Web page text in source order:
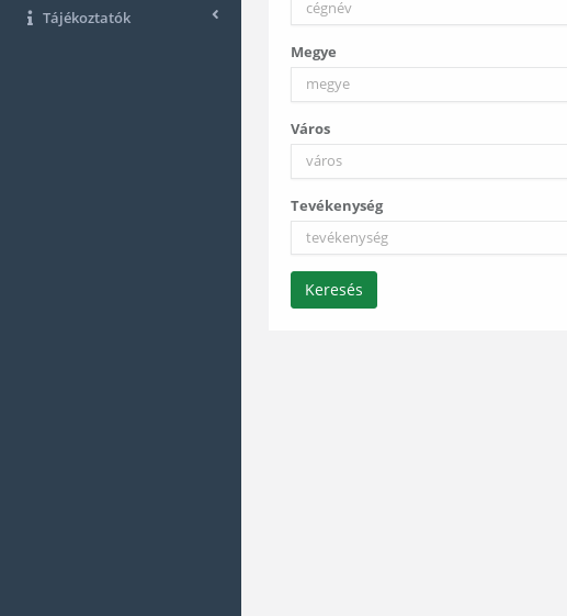
Tájékoztatók
Megye
Város
Tevékenység